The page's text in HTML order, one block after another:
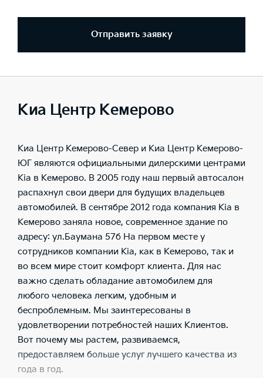
Отправить заявку
Киа Центр Кемерово
Киа Центр Кемерово-Север и Киа Центр Кемерово-
ЮГ являются официальными дилерскими центрами
Kia в Кемерово. В 2005 году наш первый автосалон
распахнул свои двери для будущих владельцев
автомобилей. В сентябре 2012 года компания Kia в
Кемерово заняла новое, современное здание по
адресу: ул.Баумана 57б На первом месте у
сотрудников компании Kia, как в Кемерово, так и
во всем мире стоит комфорт клиента. Для нас
важно сделать обладание автомобилем для
любого человека легким, удобным и
беспроблемным. Мы заинтересованы в
удовлетворении потребностей наших Клиентов.
Вот почему мы растем, развиваемся,
предоставляем больше услуг лучшего качества из
года в год.